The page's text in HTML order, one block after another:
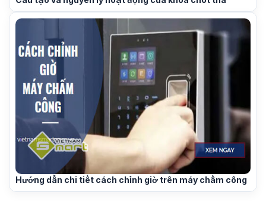
Hướng dẫn chi tiết cách chỉnh giờ trên máy chấm công